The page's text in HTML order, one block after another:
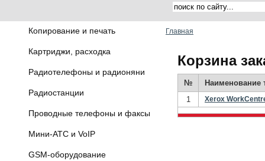
Копирование и печать
Картриджи, расходка
Радиотелефоны и радионяни
Радиостанции
Проводные телефоны и факсы
Мини-АТС и VoIP
GSM-оборудование
Главная
Корзина
№
Наименование
1
Xerox